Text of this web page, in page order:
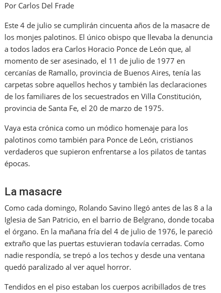
Por Carlos Del Frade
Este 4 de julio se cumplirán cincuenta años de la masacre de
los monjes palotinos. El único obispo que llevaba la denuncia
a todos lados era Carlos Horacio Ponce de León que, al
momento de ser asesinado, el 11 de julio de 1977 en
cercanías de Ramallo, provincia de Buenos Aires, tenía las
carpetas sobre aquellos hechos y también las declaraciones
de los familiares de los secuestrados en Villa Constitución,
provincia de Santa Fe, el 20 de marzo de 1975.
Vaya esta crónica como un módico homenaje para los
palotinos como también para Ponce de León, cristianos
verdaderos que supieron enfrentarse a los pilatos de tantas
épocas.
La masacre
Como cada domingo, Rolando Savino llegó antes de las 8 a la
Iglesia de San Patricio, en el barrio de Belgrano, donde tocaba
el órgano. En la mañana fría del 4 de julio de 1976, le pareció
extraño que las puertas estuvieran todavía cerradas. Como
nadie respondía, se trepó a los techos y desde una ventana
quedó paralizado al ver aquel horror.
Tendidos en el piso estaban los cuerpos acribillados de tres